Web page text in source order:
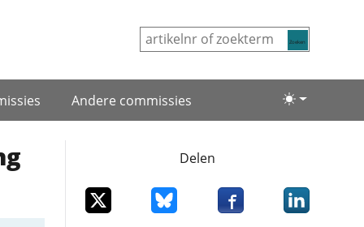
Lichte/
Andere commissies
Delen
Deel dit item op XDeel dit item op Bluesky
Deel dit item op
Deel dit